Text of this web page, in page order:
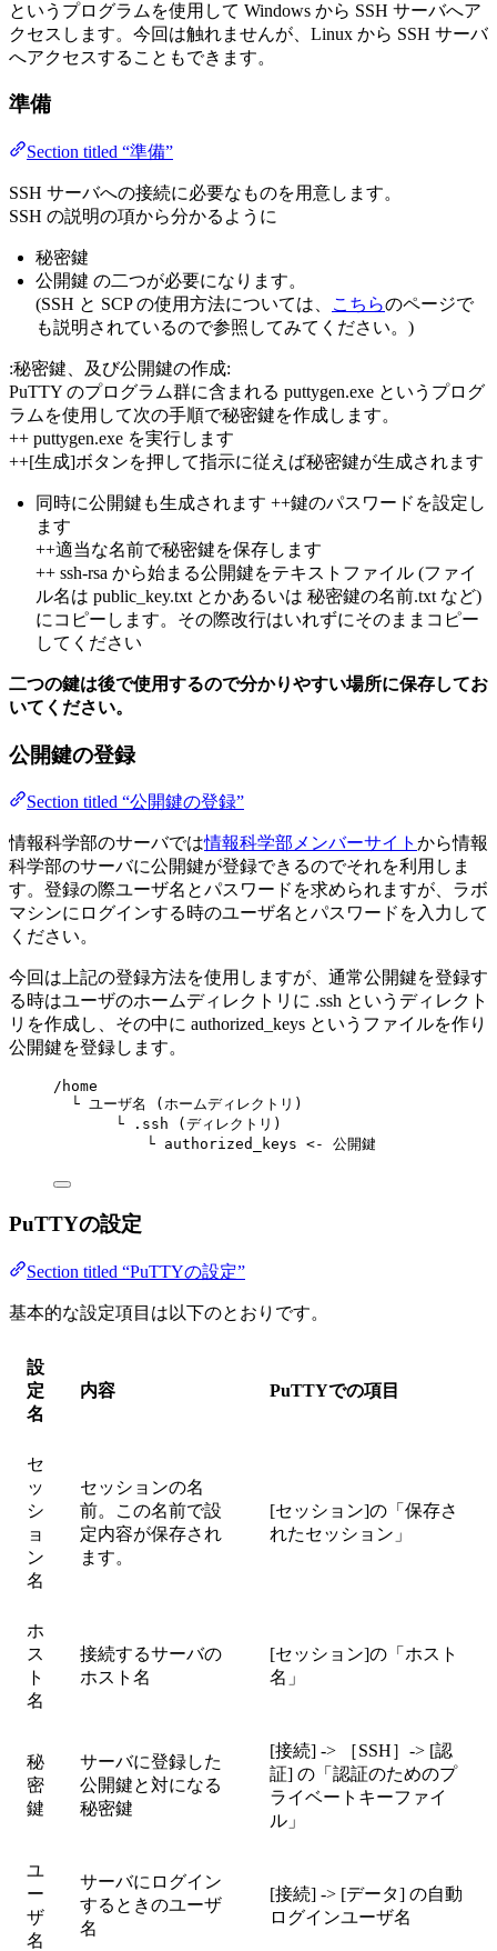
というプログラムを使用して Windows から SSH サーバへア
クセスします。今回は触れませんが、Linux から SSH サーバ
へアクセスすることもできます。
準備
Section titled “準備”
SSH サーバへの接続に必要なものを用意します。
SSH の説明の項から分かるように
秘密鍵
公開鍵 の二つが必要になります。
(SSH と SCP の使用方法については、
こちらのページで
も説明されているので参照してみてください。)
:秘密鍵、及び公開鍵の作成:
PuTTY のプログラム群に含まれる puttygen.exe というプログ
ラムを使用して次の手順で秘密鍵を作成します。
++ puttygen.exe を実行します
++[生成]ボタンを押して指示に従えば秘密鍵が生成されます
同時に公開鍵も生成されます ++鍵のパスワードを設定し
ます
++適当な名前で秘密鍵を保存します
++ ssh-rsa から始まる公開鍵をテキストファイル (ファイ
ル名は public_key.txt とかあるいは 秘密鍵の名前.txt など)
にコピーします。その際改行はいれずにそのままコピー
してください
二つの鍵は後で使用するので分かりやすい場所に保存してお
いてください。
公開鍵の登録
Section titled “公開鍵の登録”
情報科学部のサーバでは情報科学部メンバーサイト から情報
科学部のサーバに公開鍵が登録できるのでそれを利用しま
す。登録の際ユーザ名とパスワードを求められますが、ラボ
マシンにログインする時のユーザ名とパスワードを入力して
ください。
今回は上記の登録方法を使用しますが、通常公開鍵を登録す
る時はユーザのホームディレクトリに .ssh というディレクト
リを作成し、その中に authorized_keys というファイルを作り
公開鍵を登録します。
/home
└ ユーザ名 (ホームディレクトリ)
└ .ssh (ディレクトリ)
└ authorized_keys <- 公開鍵
PuTTYの設定
Section titled “PuTTYの設定”
基本的な設定項目は以下のとおりです。
設
定
名
内容 PuTTYでの項目
セ
ッ
シ
ョ
ン
名
セッションの名
前。この名前で設
定内容が保存され
ます。
[セッション]の「保存さ
れたセッション」
ホ
ス
ト
名
接続するサーバの
ホスト名
[セッション]の「ホスト
名」
秘
密
鍵
サーバに登録した
公開鍵と対になる
秘密鍵
[接続] -> ［SSH］-> [認
証] の「認証のためのプ
ライベートキーファイ
ル」
ユ
ー
ザ
名
サーバにログイン
するときのユーザ
名
[接続] -> [データ] の自動
ログインユーザ名